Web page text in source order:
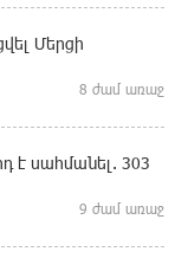
Մերցի
8 ժամ առաջ
է սահմանել. 303
9 ժամ առաջ